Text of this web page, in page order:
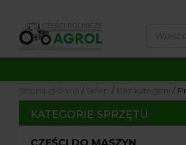
Strona główna / Sklep / Bez kategorii /
KATEGORIE SPRZĘTU
CZĘŚCI DO MASZYN